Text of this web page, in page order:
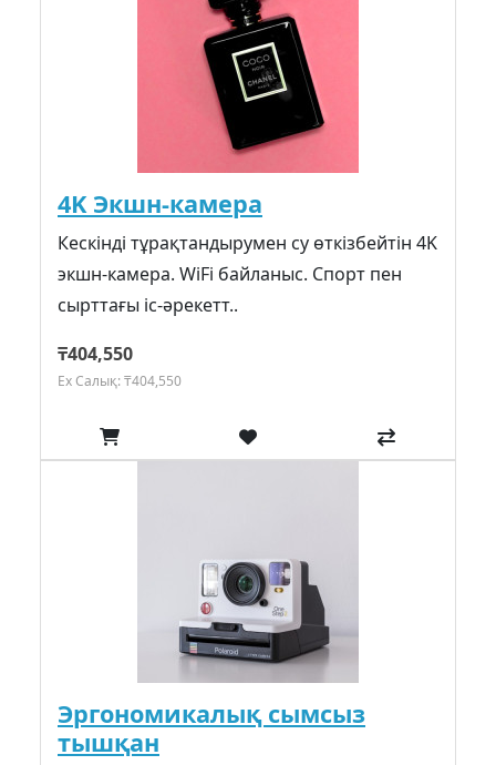
4K Экшн-камера
Кескінді тұрақтандырумен су өткізбейтін 4K
экшн-камера. WiFi байланыс. Спорт пен
сырттағы іс-әрекетт..
₸404,550
Ex Салық: ₸404,550
Эргономикалық сымсыз
тышқан